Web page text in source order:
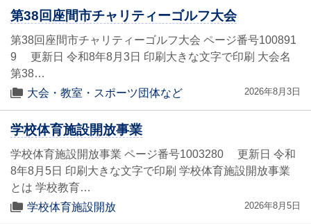
第38回座間市チャリティーゴルフ大会
第38回座間市チャリティーゴルフ大会 ページ番号100891
9 更新日 令和8年8月3日 印刷大きな文字で印刷 大会名
第38…
大会・教室・スポーツ団体など
2026年8月3日
学校体育施設開放事業
学校体育施設開放事業 ページ番号1003280 更新日 令和
8年8月5日 印刷大きな文字で印刷 学校体育施設開放事業
とは 学校教育…
学校体育施設開放
2026年8月5日